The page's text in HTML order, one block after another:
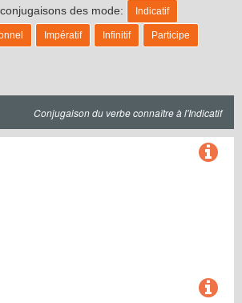
des mode:
Indicatif
Impératif Infinitif Participe
Conjugaison du verbe connaître à l'Indicatif